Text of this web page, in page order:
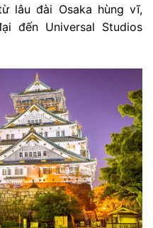
lâu đài Osaka hùng vĩ,
đến Universal Studios